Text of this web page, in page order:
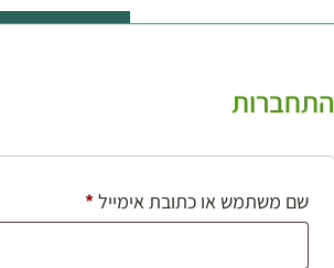
התחברות
שם משתמש או כתובת אימייל*חובה